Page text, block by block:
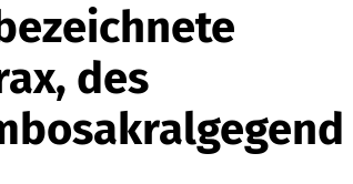
des